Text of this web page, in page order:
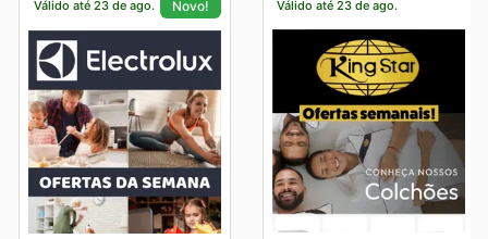
Válido até 23 de ago. Novo! Válido até 23 de ago.